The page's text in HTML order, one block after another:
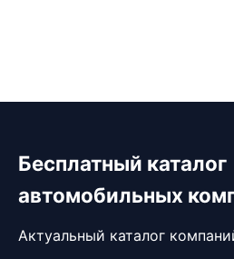
Бесплатный каталог
автомобильных
Актуальный каталог